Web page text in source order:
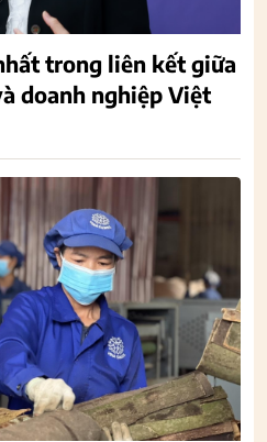
trong liên kết giữa
doanh nghiệp Việt